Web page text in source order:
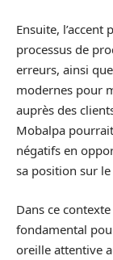
Ensuite,
processus de
erreurs, ainsi
modernes pour
auprès des
Mobalpa
négatifs en
sa position sur
Dans ce
fondamental
oreille attentive